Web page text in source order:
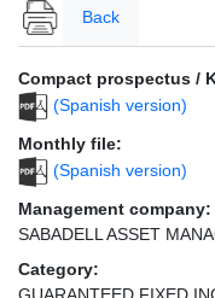
Back
Compact prospectus /
(Spanish version)
Monthly file:
(Spanish version)
Management company:
SABADELL ASSET
Category:
GUARANTEED FIXED